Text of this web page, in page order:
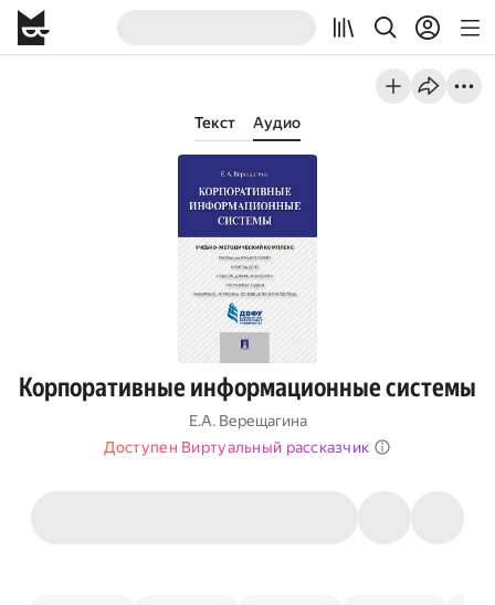
Текст Аудио
Корпоративные информационные системы
Е.А. Верещагина
Доступен Виртуальный рассказчик